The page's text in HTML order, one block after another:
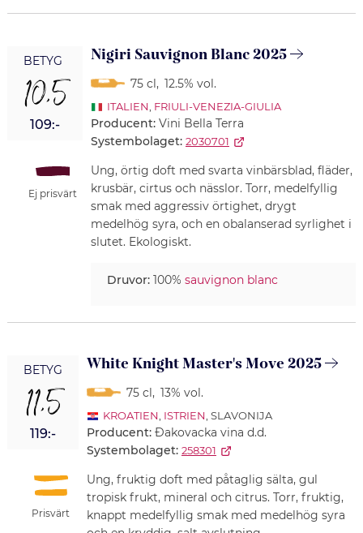
BETYG
10,5
109:-
Ej prisvärt
Nigiri Sauvignon Blanc 2025
75 cl, 12.5% vol.
ITALIEN FRIULI-VENEZIA-GIULIA
Producent: Vini Bella Terra
Systembolaget: 2030701
Ung, örtig doft med svarta vinbärsblad, fläder,
krusbär, cirtus och nässlor. Torr, medelfyllig
smak med aggressiv örtighet, drygt
medelhög syra, och en obalanserad syrlighet i
slutet. Ekologiskt.
Druvor:100% sauvignon blanc
BETYG
11,5
119:-
Prisvärt
White Knight Master's Move 2025
75 cl, 13% vol.
KROATIEN ISTRIEN , SLAVONIJA
Producent: Ðakovacka vina d.d.
Systembolaget: 258301
Ung, fruktig doft med påtaglig sälta, gul
tropisk frukt, mineral och citrus. Torr, fruktig,
knappt medelfyllig smak med medelhög syra